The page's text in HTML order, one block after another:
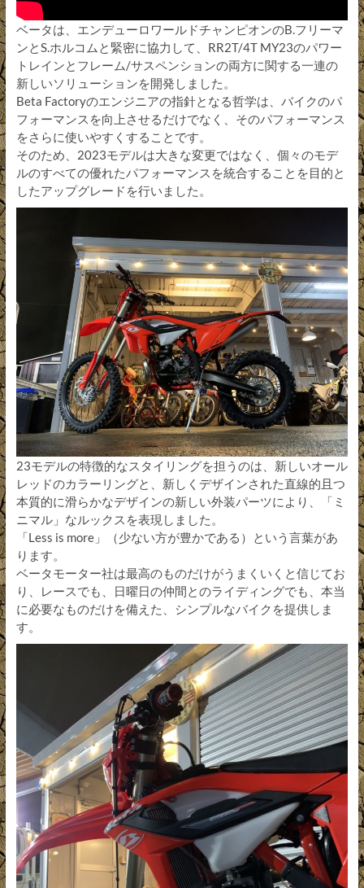
ベータは、エンデューロワールドチャンピオンのB.フリーマ
ンとS.ホルコムと緊密に協力して、RR2T/4T MY23のパワー
トレインとフレーム/サスペンションの両方に関する一連の
新しいソリューションを開発しました。
Beta Factoryのエンジニアの指針となる哲学は、バイクのパ
フォーマンスを向上させるだけでなく、そのパフォーマンス
をさらに使いやすくすることです。
そのため、2023モデルは大きな変更ではなく、個々のモデ
ルのすべての優れたパフォーマンスを統合することを目的と
したアップグレードを行いました。
23モデルの特徴的なスタイリングを担うのは、新しいオール
レッドのカラーリングと、新しくデザインされた直線的且つ
本質的に滑らかなデザインの新しい外装パーツにより、「ミ
ニマル」なルックスを表現しました。
「Less is more」（少ない方が豊かである）という言葉があ
ります。
ベータモーター社は最高のものだけがうまくいくと信じてお
り、レースでも、日曜日の仲間とのライディングでも、本当
に必要なものだけを備えた、シンプルなバイクを提供しま
す。